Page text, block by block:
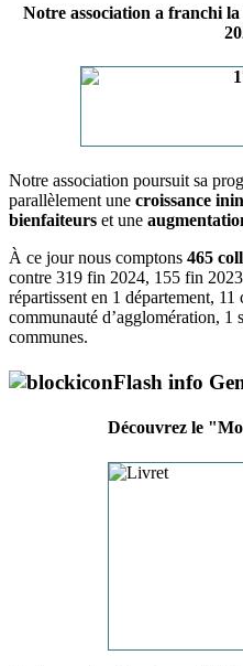
Notre association a franchi
Notre association poursuit sa
parallèlement une croissance
bienfaiteurs et une
À ce jour nous comptons 465
contre 319 fin 2024, 155 fin
répartissent en 1 département,
communauté d’agglomération, 1
communes.
Flash info
Découvrez le